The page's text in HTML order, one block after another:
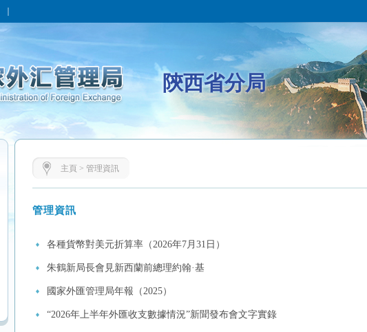
陝西省分局
主頁 >管理資訊
管理資訊
各種貨幣對美元折算率（2026年7月31日）
朱鶴新局長會見新西蘭前總理約翰·基
國家外匯管理局年報（2025）
“2026年上半年外匯收支數據情況”新聞發布會文字實錄